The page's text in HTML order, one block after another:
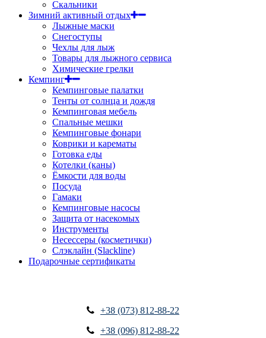
Скальники
Зимний активный отдых
Лыжные маски
Снегоступы
Чехлы для лыж
Товары для лыжного сервиса
Химические грелки
Кемпинг
Кемпинговые палатки
Тенты от солнца и дождя
Кемпинговая мебель
Спальные мешки
Кемпинговые фонари
Коврики и карематы
Готовка еды
Котелки (каны)
Ёмкости для воды
Посуда
Гамаки
Кемпинговые насосы
Защита от насекомых
Инструменты
Несессеры (косметички)
Слэклайн (Slackline)
Подарочные сертификаты
+38 (073) 812-88-22
+38 (096) 812-88-22